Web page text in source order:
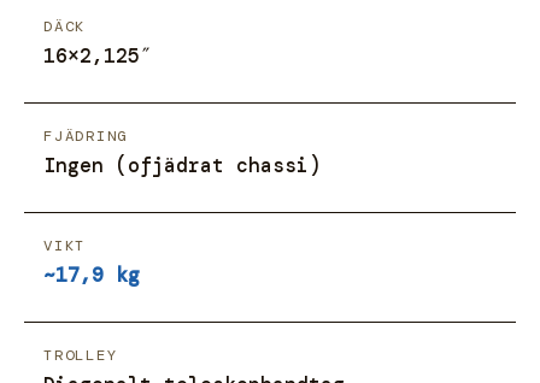
DÄCK
16×2,125″
FJÄDRING
Ingen (ofjädrat chassi)
VIKT
~17,9 kg
TROLLEY